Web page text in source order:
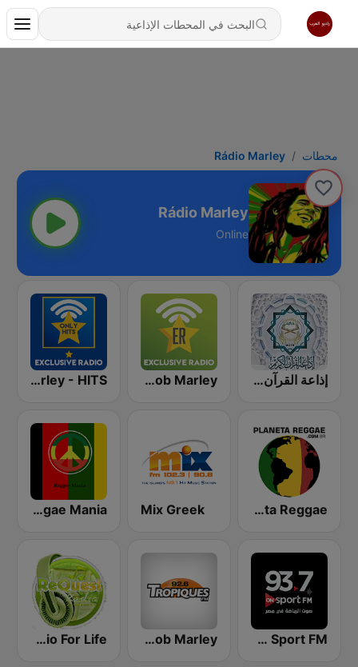
محطات Rádio Marley
Rádio Marley
Online
إذاعة القرآن الكريم من القاهرة Exclusively Bob Marley
Exclusively Bob Marley - HITS
Planeta Reggae
Mix Greek
Reggae Mania
On Sport FM
Tropiques Bob Marley
สถานีเพลงเพื่อชีวิต Request Radio For Life